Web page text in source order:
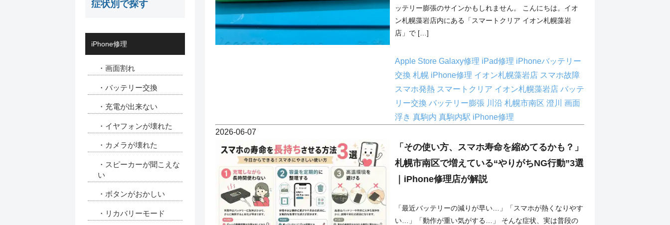
ッテリー膨張のサインかもしれません。 こんにちは。イオ
ン札幌藻岩店内にある「スマートクリア イオン札幌藻岩
店」で […]
Apple Store Galaxy修理 iPad修理 iPhoneバッテリー
交換 札幌 iPhone修理 イオン札幌藻岩店 スマホ故障
スマホ発熱 スマートクリア イオン札幌藻岩店 バッテ
リー交換 バッテリー膨張 川沿 札幌市南区 澄川 画面
浮き 真駒内 真駒内駅 iPhone修理
2026-06-07
「その使い方、スマホ寿命を縮めてるかも？」
札幌市南区で増えている“やりがちNG行動”3選
｜iPhone修理店が解説
「最近バッテリーの減りが早い…」「スマホが熱くなりやす
い…」「動作が重い気がする…」 そんな症状、実は普段の
症状別で探す
iPhone修理
・画面割れ
・バッテリー交換
・充電が出来ない
・イヤフォンが壊れた
・カメラが壊れた
・スピーカーが聞こえな
い
・ボタンがおかしい
・リカバリーモード